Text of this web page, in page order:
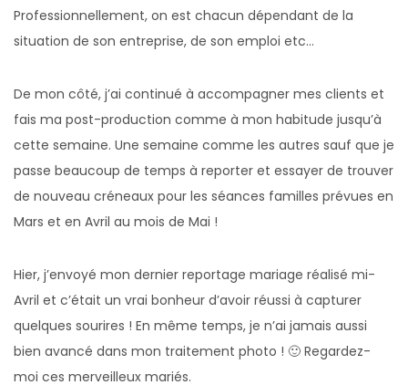
Professionnellement, on est chacun dépendant de la
situation de son entreprise, de son emploi etc…
De mon côté, j’ai continué à accompagner mes clients et
fais ma post-production comme à mon habitude jusqu’à
cette semaine. Une semaine comme les autres sauf que je
passe beaucoup de temps à reporter et essayer de trouver
de nouveau créneaux pour les séances familles prévues en
Mars et en Avril au mois de Mai !
Hier, j’envoyé mon dernier reportage mariage réalisé mi-
Avril et c’était un vrai bonheur d’avoir réussi à capturer
quelques sourires ! En même temps, je n’ai jamais aussi
bien avancé dans mon traitement photo ! 🙂 Regardez-
moi ces merveilleux mariés.